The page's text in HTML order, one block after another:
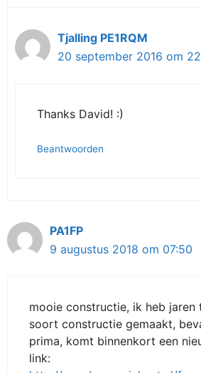
Tjalling PE1RQM
20 september 2016 om
Thanks David! :)
Beantwoorden
PA1FP
9 augustus 2018 om 07:50
mooie constructie, ik heb jaren
soort constructie gemaakt,
prima, komt binnenkort een
link: